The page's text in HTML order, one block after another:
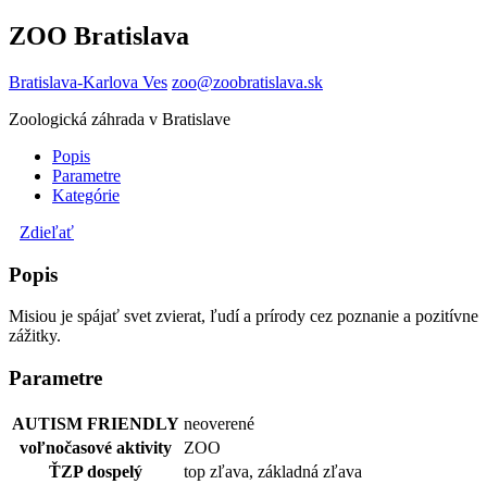
ZOO Bratislava
Bratislava-Karlova Ves zoo@zoobratislava.sk
Zoologická záhrada v Bratislave
Popis
Parametre
Kategórie
Zdieľať
Popis
Misiou je spájať svet zvierat, ľudí a prírody cez poznanie a pozitívne
zážitky.
Parametre
AUTISM FRIENDLY neoverené
voľnočasové aktivity
ZOO
ŤZP dospelý
top zľava, základná zľava